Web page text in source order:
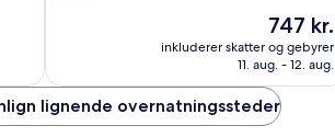
Night
|
Mandatory
anmeldelser
Prisen
er
747 kr.
747 kr.
inkluderer skatter og gebyrer
11. aug. - 12. aug.
lignende overnatningssteder